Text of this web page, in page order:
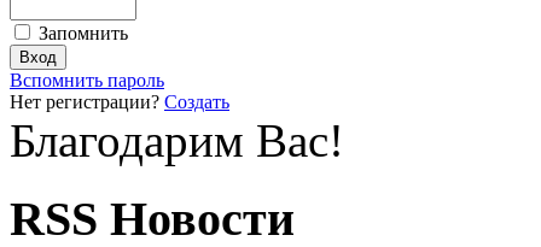
Запомнить
Вспомнить пароль
Нет регистрации? Создать
Благодарим Вас!
RSS Новости